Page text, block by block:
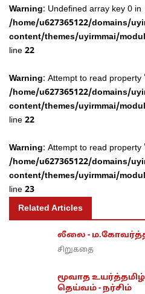
Warning: Undefined array key 0 in
/home/u627365122/domains/
content/themes/uyirmmai/
line 22
Warning: Attempt to read property
/home/u627365122/domains/
content/themes/uyirmmai/
line 22
Warning: Attempt to read property
/home/u627365122/domains/
content/themes/uyirmmai/
line 23
Related Articles
லீலை -
சிறுகதை
மூவாத
தெய்வம் - நர்சிம்